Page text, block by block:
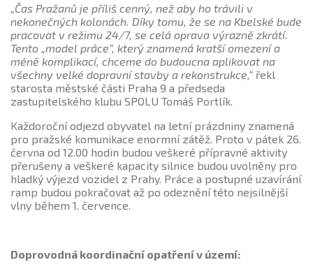
„Čas Pražanů je příliš cenný, než aby ho trávili v
nekonečných kolonách. Díky tomu, že se na Kbelské bude
pracovat v režimu 24/7, se celá oprava výrazně zkrátí.
Tento „model práce“, který znamená kratší omezení a
méně komplikací, chceme do budoucna aplikovat na
všechny velké dopravní stavby a rekonstrukce,“ řekl
starosta městské části Praha 9 a předseda
zastupitelského klubu SPOLU Tomáš Portlík.
Každoroční odjezd obyvatel na letní prázdniny znamená
pro pražské komunikace enormní zátěž. Proto v pátek 26.
června od 12.00 hodin budou veškeré přípravné aktivity
přerušeny a veškeré kapacity silnice budou uvolněny pro
hladký výjezd vozidel z Prahy. Práce a postupné uzavírání
ramp budou pokračovat až po odeznění této nejsilnější
vlny během 1. července.
Doprovodná koordinační opatření v území: